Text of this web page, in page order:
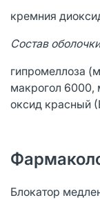
кремния
Состав оболочки
гипромеллоза
макрогол 6000,
оксид красный
Блокатор